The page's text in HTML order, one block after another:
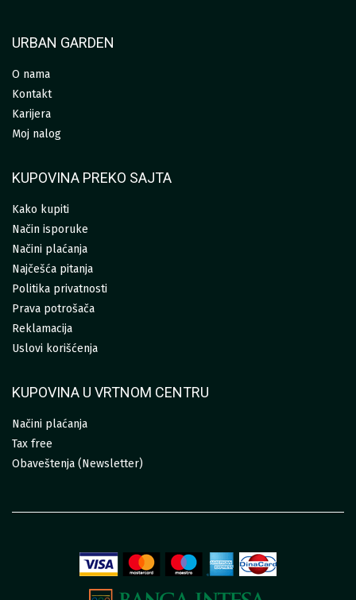
URBAN GARDEN
O nama
Kontakt
Karijera
Moj nalog
KUPOVINA PREKO SAJTA
Kako kupiti
Način isporuke
Načini plaćanja
Najčešća pitanja
Politika privatnosti
Prava potrošača
Reklamacija
Uslovi korišćenja
KUPOVINA U VRTNOM CENTRU
Načini plaćanja
Tax free
Obaveštenja (Newsletter)